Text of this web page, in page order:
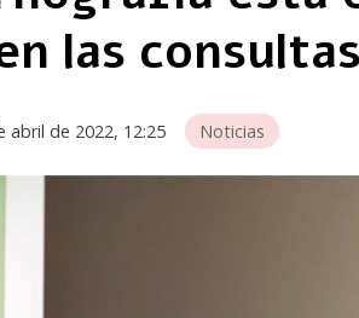
las
abril de 2022, 12:25 Noticias